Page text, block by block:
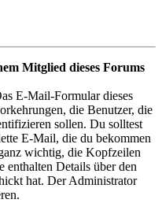
Mitglied dieses Forums
E-Mail-Formular dieses
die Benutzer, die
sollen. Du solltest
E-Mail, die du bekommen
wichtig, die Kopfzeilen
enthalten Details über den
hat. Der Administrator